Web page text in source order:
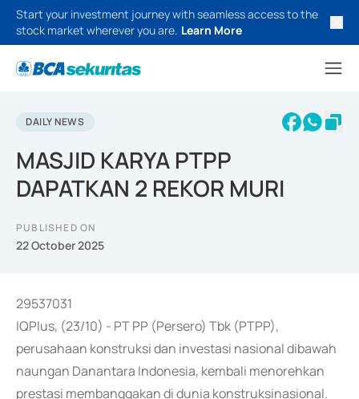
Start your investment journey with seamless access to the
stock market wherever you are. Learn More
DAILY NEWS
MASJID KARYA PTPP
DAPATKAN 2 REKOR MURI
PUBLISHED ON
22 October 2025
29537031
IQPlus, (23/10) - PT PP (Persero) Tbk (PTPP),
perusahaan konstruksi dan investasi nasional dibawah
naungan Danantara Indonesia, kembali menorehkan
prestasi membanggakan di dunia konstruksinasional.